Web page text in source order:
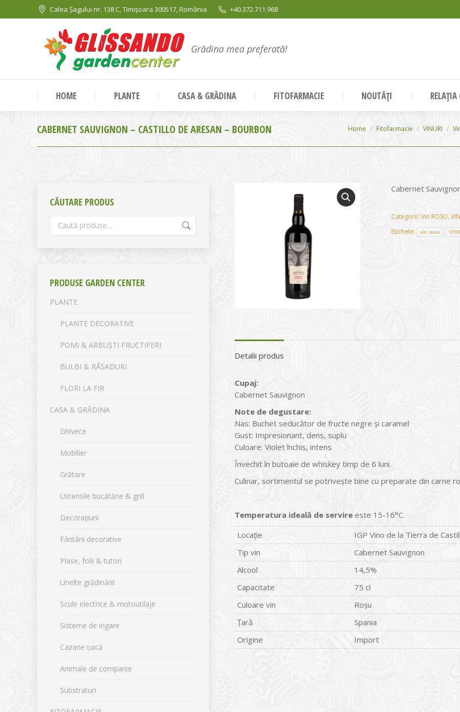
Calea Șagului nr. 138 C, Timișoara 300517, România +40.372.711.968
Grădina mea preferată!
HOME PLANTE CASA & GRĂDINA FITOFARMACIE NOUTĂȚI
CABERNET SAUVIGNON – CASTILLO DE ARESAN – BOURBON You are here:
Home Fitofarmacie VINURI
Cabernet
Categorii: Vin ROSU,
Etichete:
vin rosu
Detalii produs
Cupaj:
Cabernet Sauvignon
Note de degustare:
Nas: Buchet seducător de fructe negre și caramel
Gust: Impresionant, dens, suplu
Culoare: Violet închis, intens
Învechit în butoaie de whiskey timp de 6 luni.
Culinar, sortimentul se potrivește bine cu preparate din carne
Temperatura ideală de servire este 15-16°C.
Locație
IGP Vino de la Tierra de
Tip vin
Cabernet Sauvignon
Alcool
14,5%
Capacitate
75 cl
Culoare vin
Roșu
Țară
Spania
Origine
Import
CĂUTARE PRODUS
PRODUSE GARDEN CENTER
PLANTE
PLANTE DECORATIVE
POMI & ARBUȘTI FRUCTIFERI
BULBI & RĂSADURI
FLORI LA FIR
CASA & GRĂDINA
Ghivece
Mobilier
Grătare
Ustensile bucătărie & grill
Decorațiuni
Fântâni decorative
Plase, folii & tutori
Unelte grădinărit
Scule electrice & motoutilaje
Sisteme de irigare
Cazane țuică
Animale de companie
Substraturi